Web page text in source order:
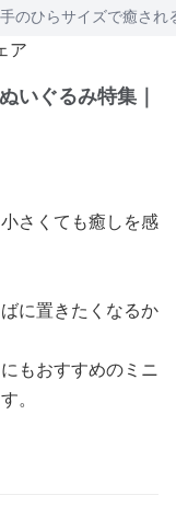
手のひらサイズで癒され
いぐるみ特集｜
さくても癒しを感
に置きたくなるか
もおすすめのミニ
。